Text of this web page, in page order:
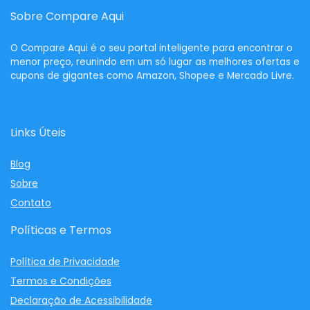
Sobre Compare Aqui
O Compare Aqui é o seu portal inteligente para encontrar o
menor preço, reunindo em um só lugar as melhores ofertas e
cupons de gigantes como Amazon, Shopee e Mercado Livre.
Links Úteis
Blog
Sobre
Contato
Políticas e Termos
Política de Privacidade
Termos e Condições
Declaração de Acessibilidade